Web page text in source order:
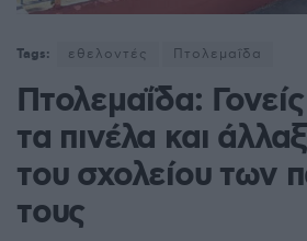
Tags: εθελοντές Πτολεμαΐδα
Πτολεμαΐδα:
τα πινέλα και
του σχολείου των
τους